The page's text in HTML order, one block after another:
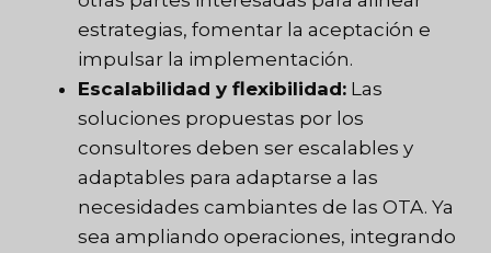
estrategias, fomentar la aceptación e
impulsar la implementación.
Escalabilidad y flexibilidad: Las
soluciones propuestas por los
consultores deben ser escalables y
adaptables para adaptarse a las
necesidades cambiantes de las OTA. Ya
sea ampliando operaciones, integrando